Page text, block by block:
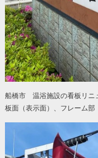
船橋市 温浴施設の看板リニ
板面（表示面）、フレーム部